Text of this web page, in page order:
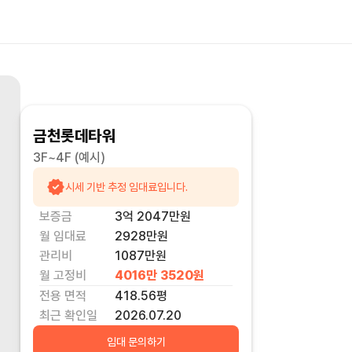
금천롯데타워
3F~4F (예시)
시세 기반 추정 임대료입니다.
보증금 3억 2047만원
월 임대료
2928만원
관리비
1087만원
월 고정비
4016만 3520원
전용 면적
418.56평
최근 확인일
2026.07.20
임대 문의하기